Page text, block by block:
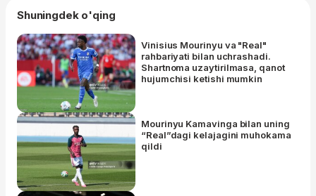
Shuningdek o'qing
Vinisius Mourinyu va "Real"
rahbariyati bilan uchrashadi.
Shartnoma uzaytirilmasa, qanot
hujumchisi ketishi mumkin
Mourinyu Kamavinga bilan uning
“Real”dagi kelajagini muhokama
qildi